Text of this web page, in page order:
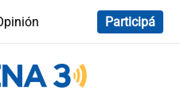
Participá